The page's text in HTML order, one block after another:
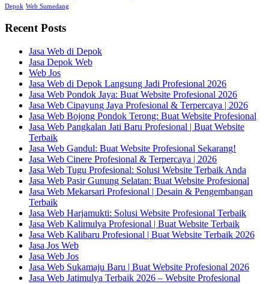
Depok Web Sumedang
Recent Posts
Jasa Web di Depok
Jasa Depok Web
Web Jos
Jasa Web di Depok Langsung Jadi Profesional 2026
Jasa Web Pondok Jaya: Buat Website Profesional 2026
Jasa Web Cipayung Jaya Profesional & Terpercaya | 2026
Jasa Web Bojong Pondok Terong: Buat Website Profesional
Jasa Web Pangkalan Jati Baru Profesional | Buat Website
Terbaik
Jasa Web Gandul: Buat Website Profesional Sekarang!
Jasa Web Cinere Profesional & Terpercaya | 2026
Jasa Web Tugu Profesional: Solusi Website Terbaik Anda
Jasa Web Pasir Gunung Selatan: Buat Website Profesional
Jasa Web Mekarsari Profesional | Desain & Pengembangan
Terbaik
Jasa Web Harjamukti: Solusi Website Profesional Terbaik
Jasa Web Kalimulya Profesional | Buat Website Terbaik
Jasa Web Kalibaru Profesional | Buat Website Terbaik 2026
Jasa Jos Web
Jasa Web Jos
Jasa Web Sukamaju Baru | Buat Website Profesional 2026
Jasa Web Jatimulya Terbaik 2026 – Website Profesional